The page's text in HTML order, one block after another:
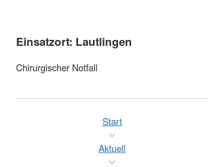
Einsatzort: Lautlingen
Chirurgischer Notfall
Start
Aktuell